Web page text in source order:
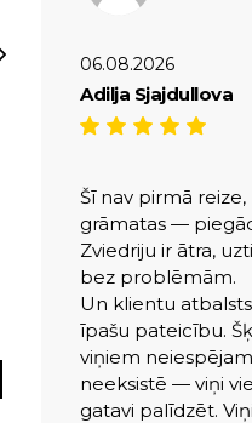
06.08.2026
Adilja Sjajdullova
Šī nav pirmā
grāmatas —
Zviedriju ir ātra,
bez problēmām.
Un klientu
īpašu pateicību.
viņiem
neeksistē — viņi
gatavi palīdzēt.